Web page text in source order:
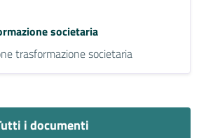
societaria
trasformazione societaria
i documenti